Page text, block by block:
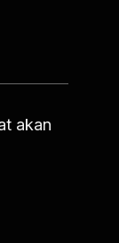
akan